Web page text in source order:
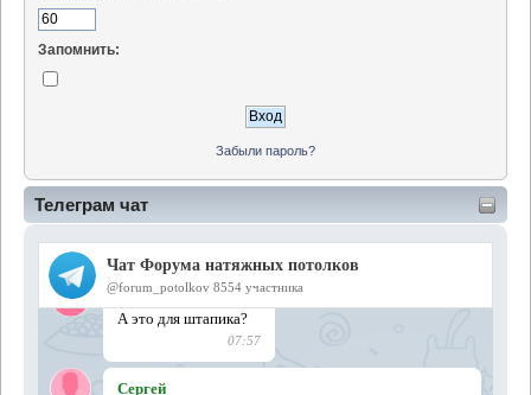
Телеграм чат
Запомнить:
Забыли пароль?